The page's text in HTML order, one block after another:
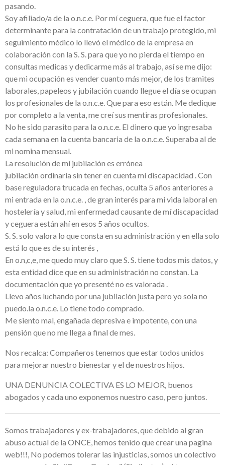
pasando.
Soy afiliado/a de la o.n.c.e. Por mí ceguera, que fue el factor
determinante para la contratación de un trabajo protegido, mi
seguimiento médico lo llevó el médico de la empresa en
colaboración con la S. S. para que yo no pierda el tiempo en
consultas medicas y dedicarme más al trabajo, así se me dijo:
que mi ocupación es vender cuanto más mejor, de los tramites
laborales, papeleos y jubilación cuando llegue el día se ocupan
los profesionales de la o.n.c.e. Que para eso están. Me dedique
por completo a la venta, me creí sus mentiras profesionales.
No he sido parasito para la o.n.c.e. El dinero que yo ingresaba
cada semana en la cuenta bancaria de la o.n.c.e. Superaba al de
mi nomina mensual.
La resolución de mí jubilación es errónea
jubilación ordinaria sin tener en cuenta mí discapacidad . Con
base reguladora trucada en fechas, oculta 5 años anteriores a
mi entrada en la o.n.c.e. , de gran interés para mi vida laboral en
hostelería y salud, mi enfermedad causante de mí discapacidad
y ceguera están ahí en esos 5 años ocultos.
S. S. solo valora lo que consta en su administración y en ella solo
está lo que es de su interés ,
En o.n,c,e, me quedo muy claro que S. S. tiene todos mis datos, y
esta entidad dice que en su administración no constan. La
documentación que yo presenté no es valorada .
Llevo años luchando por una jubilación justa pero yo sola no
puedo.la o.n.c.e. Lo tiene todo comprado.
Me siento mal, engañada depresiva e impotente, con una
pensión que no me llega a final de mes.
Nos recalca: Compañeros tenemos que estar todos unidos
para mejorar nuestro bienestar y el de nuestros hijos.
UNA DENUNCIA COLECTIVA ES LO MEJOR, buenos
abogados y cada uno exponemos nuestro caso, pero juntos.
Somos trabajadores y ex-trabajadores, que debido al gran
abuso actual de la ONCE, hemos tenido que crear una pagina
web!!!, No podemos tolerar las injusticias, somos un colectivo